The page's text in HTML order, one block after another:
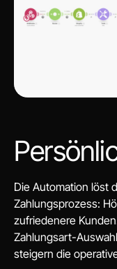
Die Automation löst
Zahlungsprozess:
zufriedenere
Zahlungsart-
steigern die